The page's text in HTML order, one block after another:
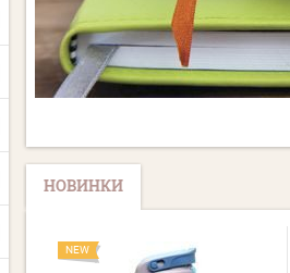
НОВИНКИ
NEW